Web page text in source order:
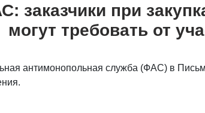
заказчики при
могут требовать от
антимонопольная служба (ФАС) в